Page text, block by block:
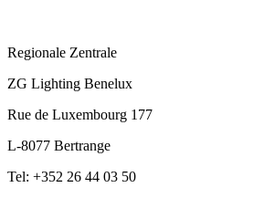
Regionale Zentrale
ZG Lighting Benelux
Rue de Luxembourg 177
L-8077 Bertrange
Tel: +352 26 44 03 50